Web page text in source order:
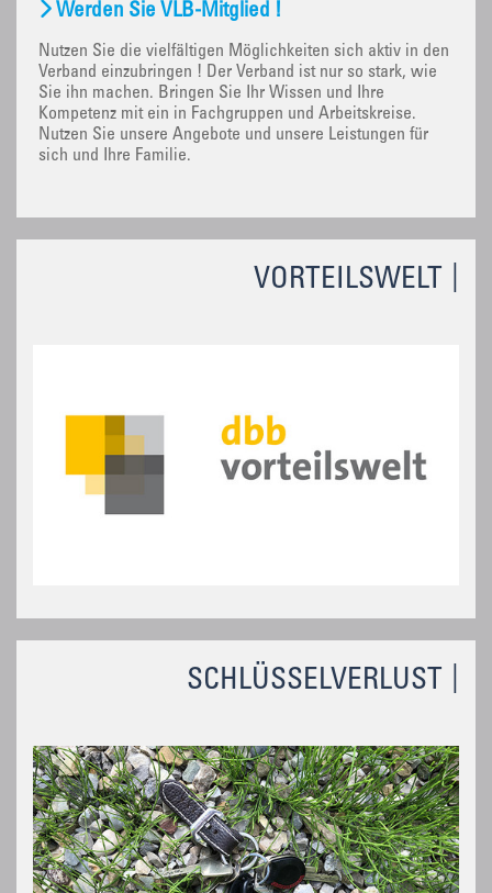
VORTEILSWELT
SCHLÜSSELVERLUST
Werden Sie VLB-Mitglied !
Nutzen Sie die vielfältigen Möglichkeiten sich aktiv in den
Verband einzubringen ! Der Verband ist nur so stark, wie
Sie ihn machen. Bringen Sie Ihr Wissen und Ihre
Kompetenz mit ein in Fachgruppen und Arbeitskreise.
Nutzen Sie unsere Angebote und unsere Leistungen für
sich und Ihre Familie.